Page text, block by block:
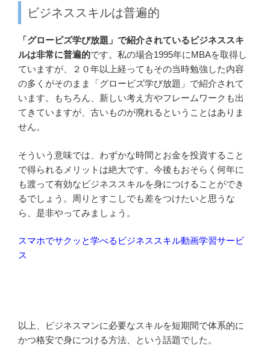
ビジネススキルは普遍的
「グロービズ学び放題」で紹介されているビジネススキ
ルは非常に普遍的です。私の場合1995年にMBAを取得し
ていますが、２０年以上経ってもその当時勉強した内容
の多くがそのまま「グロービズ学び放題」で紹介されて
います。もちろん、新しい考え方やフレームワークも出
てきていますが、古いものが廃れるということはありま
せん。
そういう意味では、わずかな時間とお金を投資すること
で得られるメリットは絶大です。今後もおそらく何年に
も渡って有効なビジネススキルを身につけることができ
るでしょう。周りとすこしでも差をつけたいと思うな
ら、是非やってみましょう。
スマホでサクッと学べるビジネススキル動画学習サービ
ス
以上、ビジネスマンに必要なスキルを短期間で体系的に
かつ格安で身につける方法、という話題でした。